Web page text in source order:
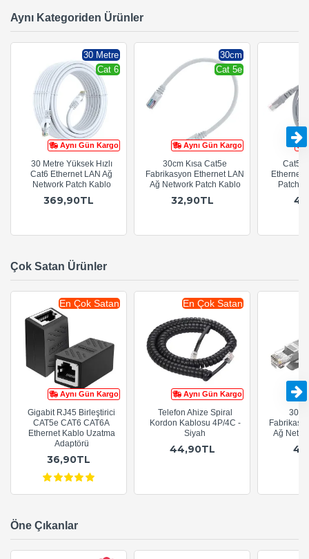
Aynı Kategoriden Ürünler
Aynı Gün Kargo
30 Metre
Cat 6
30 Metre Yüksek Hızlı
Cat6 Ethernet LAN Ağ
Network Patch Kablo
369,90TL
Aynı Gün Kargo
30cm
Cat 5e
30cm Kısa Cat5e
Fabrikasyon Ethernet LAN
Ağ Network Patch Kablo
32,90TL
Cat5e
Ethernet
Patch
Çok Satan Ürünler
Aynı Gün Kargo
En Çok Satan
Gigabit RJ45 Birleştirici
CAT5e CAT6 CAT6A
Ethernet Kablo Uzatma
Adaptörü
36,90TL
Aynı Gün Kargo
En Çok Satan
Telefon Ahize Spiral
Kordon Kablosu 4P/4C -
Siyah
44,90TL
Ağ
Öne Çıkanlar